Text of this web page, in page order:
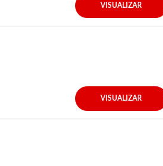
VISUALIZAR
VISUALIZAR